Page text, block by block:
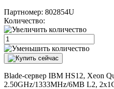
Партномер: 802854U
Количество:
Blade-сервер IBM HS12, Xeon
2.50GHz/1333MHz/6MB L2,